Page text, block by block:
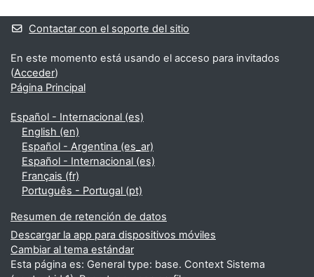
Bloques suplementarios
Contactar con el soporte del sitio
En este momento está usando el acceso para invitados
(Acceder)
Página Principal
Español - Internacional ‎(es)‎
English ‎(en)‎
Español - Argentina ‎(es_ar)‎
Español - Internacional ‎(es)‎
Français ‎(fr)‎
Português - Portugal ‎(pt)‎
Resumen de retención de datos
Descargar la app para dispositivos móviles
Cambiar al tema estándar
Esta página es: General type: base. Context Sistema